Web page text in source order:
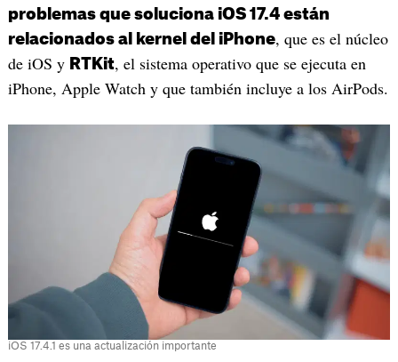
problemas que soluciona iOS 17.4 están
relacionados al kernel del iPhone, que es el núcleo
de iOS y RTKit, el sistema operativo que se ejecuta en
iPhone, Apple Watch y que también incluye a los AirPods.
iOS 17.4.1 es una actualización importante